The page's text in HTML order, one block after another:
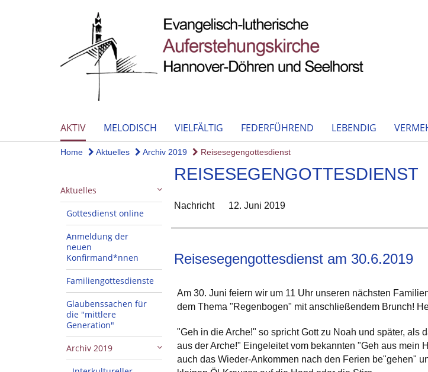
AKTIV MELODISCH VIELFÄLTIG FEDERFÜHREND LEBENDIG
Home Aktuelles Archiv 2019 Reisesegengottesdienst
Aktuelles
Gottesdienst online
Anmeldung der
neuen
Konfirmand*nnen
Familiengottesdienste
Glaubenssachen für
die "mittlere
Generation"
Archiv 2019
REISESEGENGOTTESDIENST
Nachricht 12. Juni 2019
Reisesegengottesdienst am 30.6.2019
Am 30. Juni feiern wir um 11 Uhr unseren nächsten
dem Thema "Regenbogen" mit anschließendem Brunch!
"Geh in die Arche!" so spricht Gott zu Noah und später, als
aus der Arche!" Eingeleitet vom bekannten "Geh aus mein
auch das Wieder-Ankommen nach den Ferien be"gehen"